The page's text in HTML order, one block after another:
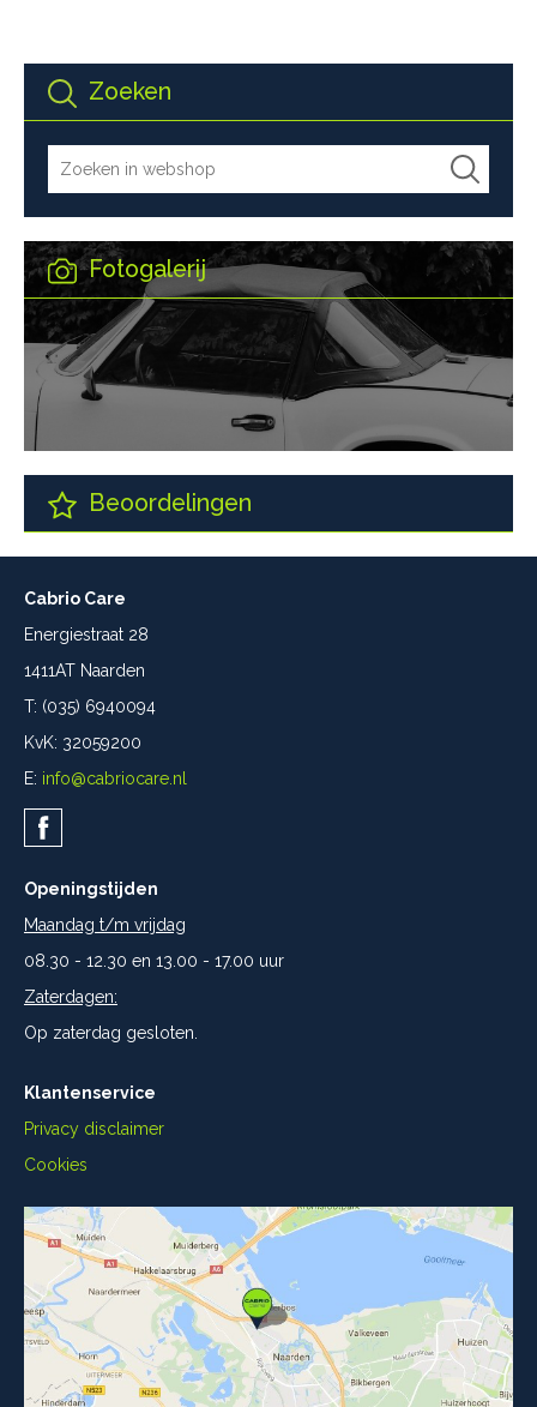
Zoeken
Fotogalerij
Beoordelingen
Cabrio Care
Energiestraat 28
1411AT Naarden
T: (035) 6940094
KvK: 32059200
E: info@cabriocare.nl
Openingstijden
Maandag t/m vrijdag
08.30 - 12.30 en 13.00 - 17.00 uur
Zaterdagen:
Op zaterdag gesloten.
Klantenservice
Privacy disclaimer
Cookies